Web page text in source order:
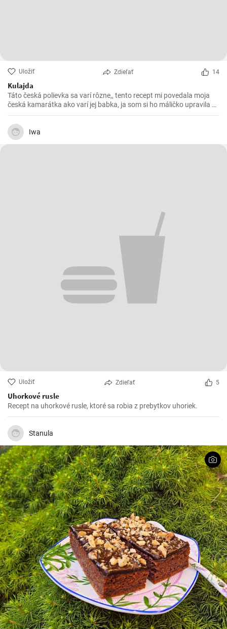
Uložiť Zdieľať 14
Kulajda
Táto česká polievka sa varí rôzne,, tento recept mi povedala moja
česká kamarátka ako varí jej babka, ja som si ho máličko upravila a
chutila nám s manželom. Skúste 😉
Iwa
Uložiť Zdieľať 5
Uhorkové rusle
Recept na uhorkové rusle, ktoré sa robia z prebytkov uhoriek.
Stanula